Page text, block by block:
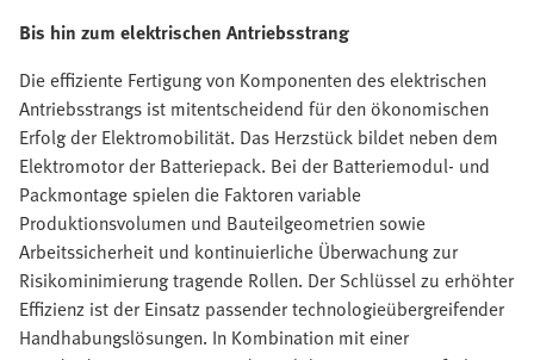
Bis hin zum elektrischen Antriebsstrang
Die effiziente Fertigung von Komponenten des elektrischen
Antriebsstrangs ist mitentscheidend für den ökonomischen
Erfolg der Elektromobilität. Das Herzstück bildet neben dem
Elektromotor der Batteriepack. Bei der Batteriemodul- und
Packmontage spielen die Faktoren variable
Produktionsvolumen und Bauteilgeometrien sowie
Arbeitssicherheit und kontinuierliche Überwachung zur
Risikominimierung tragende Rollen. Der Schlüssel zu erhöhter
Effizienz ist der Einsatz passender technologieübergreifender
Handhabungslösungen. In Kombination mit einer